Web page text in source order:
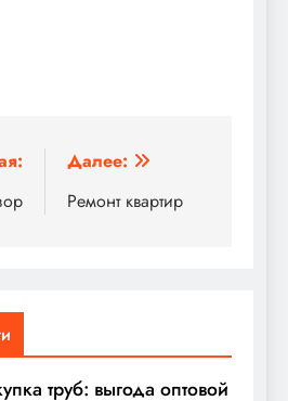
Далее:
Ремонт квартир
труб: выгода оптовой